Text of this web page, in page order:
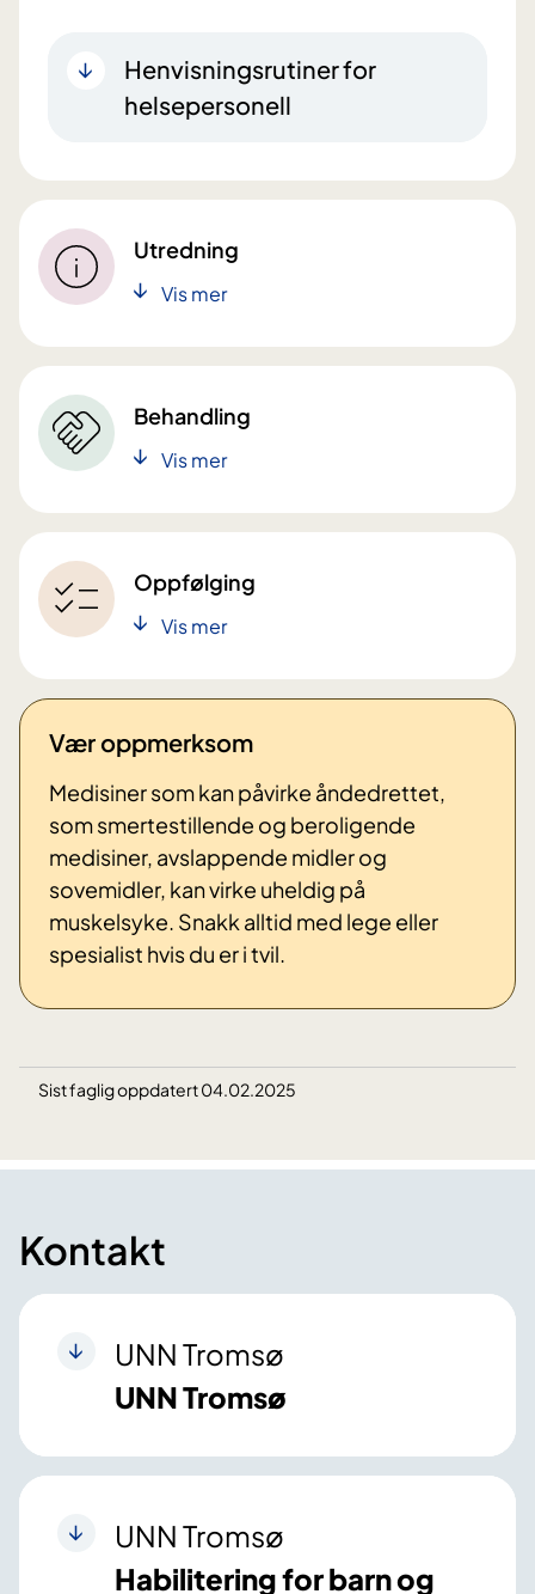
Henvisningsrutiner for
helsepersonell
Utredning
Vis mer
Behandling
Vis mer
Oppfølging
Vis mer
Vær oppmerksom
Medisiner som kan påvirke åndedrettet,
som smertestillende og beroligende
medisiner, avslappende midler og
sovemidler, kan virke uheldig på
muskelsyke. Snakk alltid med lege eller
spesialist hvis du er i tvil.
Sist faglig oppdatert 04.02.2025
Kontakt
UNN Tromsø
UNN Tromsø
UNN Tromsø
Habilitering for barn og